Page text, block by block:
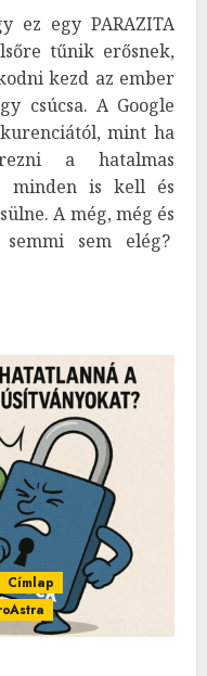
ez egy PARAZITA
tűnik erősnek,
kezd az ember
csúcsa. A Google
mint ha
a hatalmas
minden is kell és
A még, még és
sem elég?
Címlap